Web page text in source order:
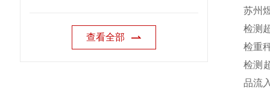
查看全部
苏州
检测
检重
检测
品流